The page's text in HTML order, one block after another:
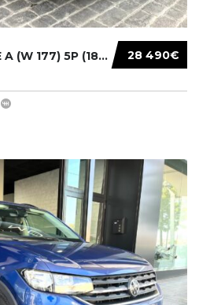
28 490€
MERCEDES BENZ CLASE A (W 177) 5P (18-) 2020....